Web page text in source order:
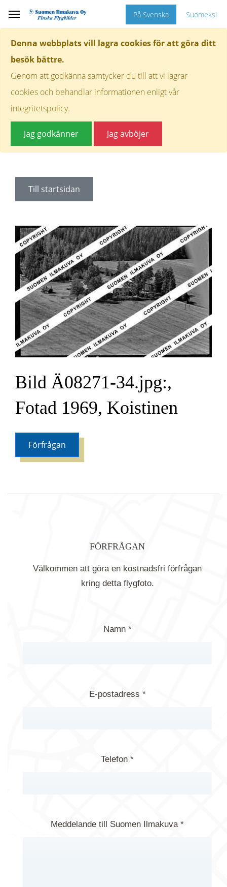
Denna webbplats vill lagra cookies för att göra ditt
besök bättre.
Genom att godkänna samtycker du till att vi lagrar
cookies och behandlar informationen enligt vår
integritetspolicy.
Jag godkänner Jag avböjer
På Svenska Suomeksi
Till startsidan
Bild Ä08271-34.jpg:,
Fotad 1969, Koistinen
Förfrågan
FÖRFRÅGAN
Välkommen att göra en kostnadsfri förfrågan
kring detta flygfoto.
Namn *
E-postadress *
Telefon *
Meddelande till Suomen Ilmakuva *